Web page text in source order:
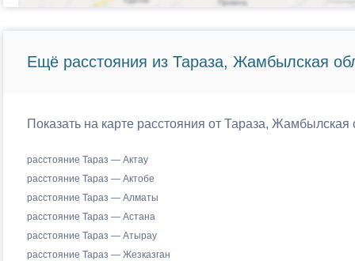
Ещё расстояния из Тараза, Жамбылская
Показать на карте расстояния от Тараза,
расстояние Тараз — Актау
расстояние Тараз — Актобе
расстояние Тараз — Алматы
расстояние Тараз — Астана
расстояние Тараз — Атырау
расстояние Тараз — Жезказган